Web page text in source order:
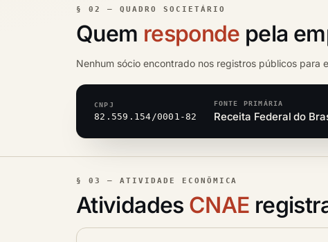
§ 02 — QUADRO SOCIETÁRIO
Quem responde pela
Nenhum sócio encontrado nos registros públicos para
CNPJ
82.559.154/0001-82
FONTE PRIMÁRIA
Receita Federal do
§ 03 — ATIVIDADE ECONÔMICA
Atividades CNAE